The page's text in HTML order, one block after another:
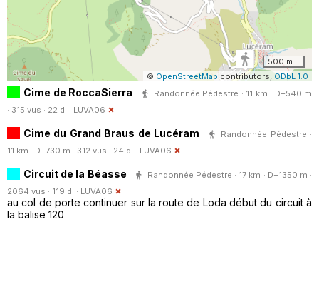
500 m
© OpenStreetMap contributors, ODbL 1.0
Cime de RoccaSierra
Randonnée Pédestre · 11 km · D+540 m
· 315 vus · 22 dl · LUVA06
Cime du Grand Braus de Lucéram
Randonnée Pédestre ·
11 km · D+730 m · 312 vus · 24 dl · LUVA06
Circuit de la Béasse
Randonnée Pédestre · 17 km · D+1350 m ·
2064 vus · 119 dl · LUVA06
au col de porte continuer sur la route de Loda début du circuit à
la balise 120